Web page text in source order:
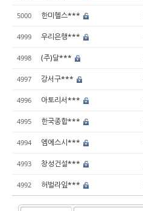
5000 한미헬스***
4999 우리은행***
4998 (주)달***
4997 강서구***
4996 아토리서***
4995 한국종합***
4994 엠에스시***
4993 창성건설***
4992 허벌라잎***